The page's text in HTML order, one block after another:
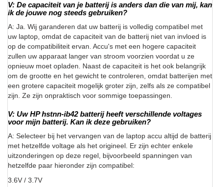
V: De capaciteit van je batterij is anders dan die van mij, kan
ik de jouwe nog steeds gebruiken?
A: Ja. Wij garanderen dat uw batterij is volledig compatibel met
uw laptop, omdat de capaciteit van de batterij niet van invloed is
op de compatibiliteit ervan. Accu's met een hogere capaciteit
zullen uw apparaat langer van stroom voorzien voordat u ze
opnieuw moet opladen. Naast de capaciteit is het ook belangrijk
om de grootte en het gewicht te controleren, omdat batterijen met
een grotere capaciteit mogelijk groter zijn, zelfs als ze compatibel
zijn. Ze zijn onpraktisch voor sommige toepassingen.
V: Uw HP hstnn-ib42 batterij heeft verschillende voltages
voor mijn batterij. Kan ik deze gebruiken?
A: Selecteer bij het vervangen van de laptop accu altijd de batterij
met hetzelfde voltage als het origineel. Er zijn echter enkele
uitzonderingen op deze regel, bijvoorbeeld spanningen van
hetzelfde paar hieronder zijn compatibel:
3.6V / 3.7V